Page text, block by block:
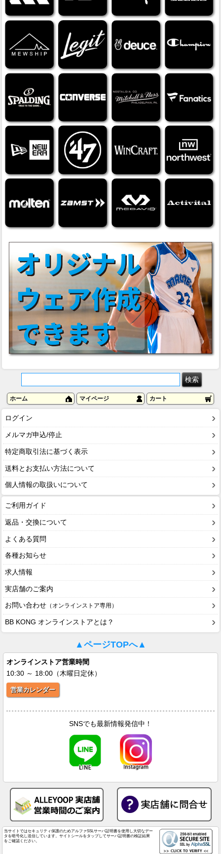
ホーム マイページ カート
ログイン
メルマガ申込/停止
特定商取引法に基づく表示
送料とお支払い方法について
個人情報の取扱いについて
ご利用ガイド
返品・交換について
よくある質問
各種お知らせ
求人情報
実店舗のご案内
お問い合わせ （オンラインストア専用）
BB KONG オンラインストアとは？
▲ページTOPへ▲
オンラインストア営業時間
10:30 ～ 18:00（木曜日定休）
営業カレンダー
SNSでも最新情報発信中！
当サイトではセキュリティ保護のためアルファSSLサーバ証明書を使用し大切なデー
タを暗号化し送信しています。サイトシールをタップしてサーバ証明書の検証結果
をご確認ください。